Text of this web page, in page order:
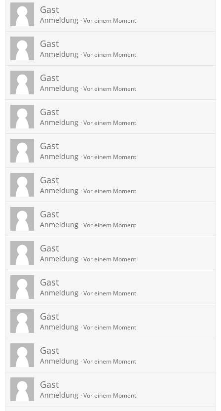
Gast
Anmeldung Vor einem Moment
Gast
Anmeldung Vor einem Moment
Gast
Anmeldung Vor einem Moment
Gast
Anmeldung Vor einem Moment
Gast
Anmeldung Vor einem Moment
Gast
Anmeldung Vor einem Moment
Gast
Anmeldung Vor einem Moment
Gast
Anmeldung Vor einem Moment
Gast
Anmeldung Vor einem Moment
Gast
Anmeldung Vor einem Moment
Gast
Anmeldung Vor einem Moment
Gast
Anmeldung Vor einem Moment